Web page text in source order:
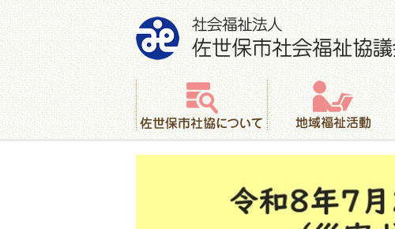
社会福祉法人 佐世保市社会福祉協議会
佐世保市社協について 地域福祉活動